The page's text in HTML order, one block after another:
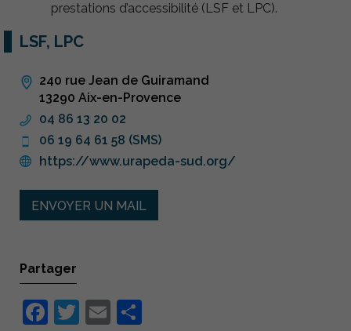
prestations d’accessibilité (LSF et LPC).
LSF, LPC
240 rue Jean de Guiramand
13290 Aix-en-Provence
04 86 13 20 02
06 19 64 61 58 (SMS)
https://www.urapeda-sud.org/
ENVOYER UN MAIL
Partager
Facebook
Twitter
Email